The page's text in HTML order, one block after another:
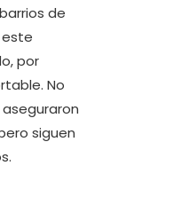
de
este
por
No
siguen